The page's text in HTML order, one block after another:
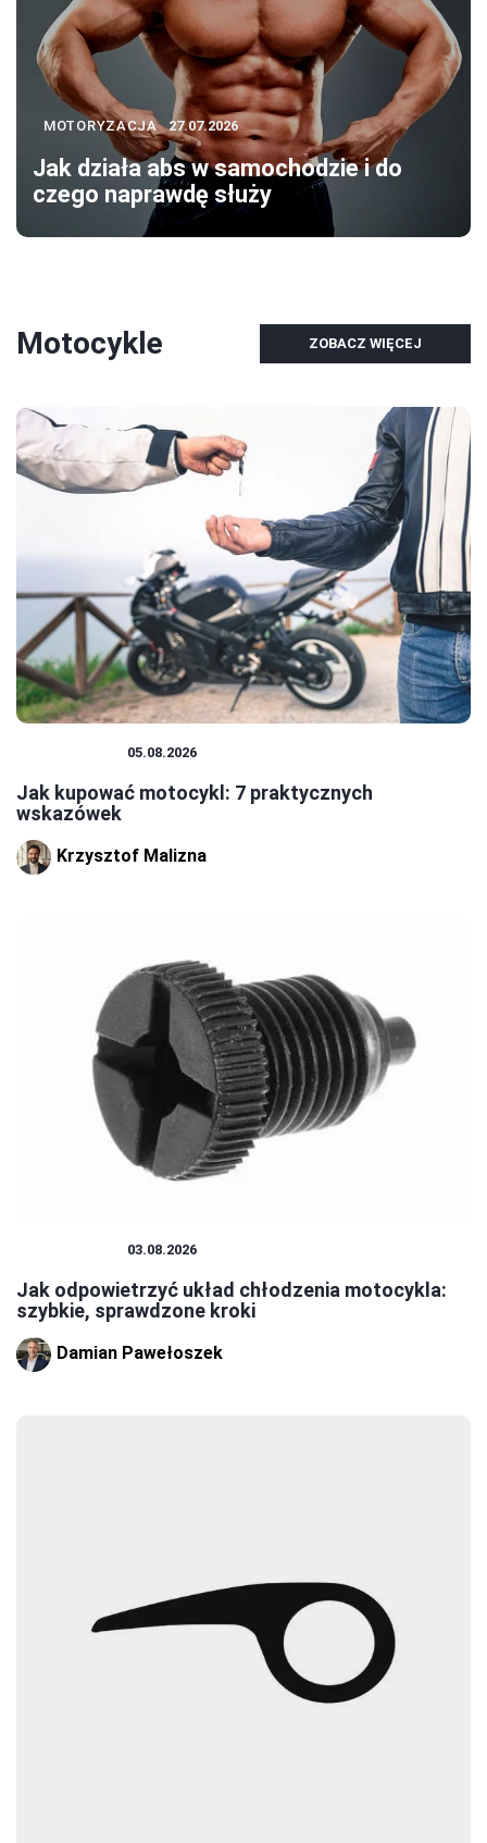
MOTORYZACJA 27.07.2026
Jak działa abs w samochodzie i do
czego naprawdę służy
Motocykle ZOBACZ WIĘCEJ
05.08.2026
Jak kupować motocykl: 7 praktycznych
wskazówek
Krzysztof Malizna
03.08.2026
Jak odpowietrzyć układ chłodzenia motocykla:
szybkie, sprawdzone kroki
Damian Pawełoszek